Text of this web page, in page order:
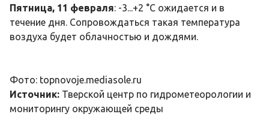
Пятница, 11 февраля: -3...+2 °C ожидается и в
течение дня. Сопровождаться такая температура
воздуха будет облачностью и дождями.
Фото: topnovoje.mediasole.ru
Источник: Тверской центр по гидрометеорологии и
мониторингу окружающей среды